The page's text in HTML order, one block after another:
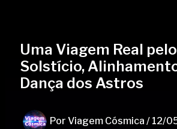
Uma Viagem Real
Solstício,
Dança dos Astros
Por Viagem Cósmica / 12/